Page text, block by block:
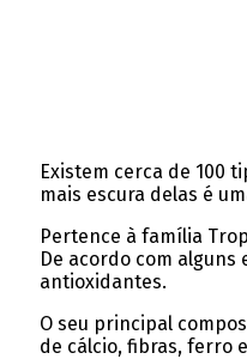
Existem cerca de 100
mais escura delas é
Pertence à família
De acordo com
antioxidantes.
O seu principal
de cálcio, fibras, ferro